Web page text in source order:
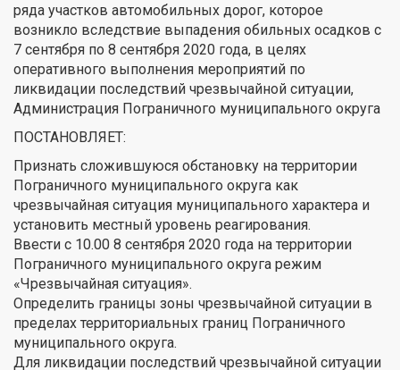
ряда участков автомобильных дорог, которое
возникло вследствие выпадения обильных осадков с
7 сентября по 8 сентября 2020 года, в целях
оперативного выполнения мероприятий по
ликвидации последствий чрезвычайной ситуации,
Администрация Пограничного муниципального округа
ПОСТАНОВЛЯЕТ:
Признать сложившуюся обстановку на территории
Пограничного муниципального округа как
чрезвычайная ситуация муниципального характера и
установить местный уровень реагирования.
Ввести с 10.00 8 сентября 2020 года на территории
Пограничного муниципального округа режим
«Чрезвычайная ситуация».
Определить границы зоны чрезвычайной ситуации в
пределах территориальных границ Пограничного
муниципального округа.
Для ликвидации последствий чрезвычайной ситуации